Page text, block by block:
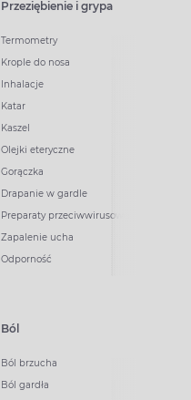
Przeziębienie i grypa
Termometry
Krople do nosa
Inhalacje
Katar
Kaszel
Olejki eteryczne
Gorączka
Drapanie w gardle
Preparaty przeciwwirusowe
Zapalenie ucha
Odporność
Ból
Ból brzucha
Ból gardła